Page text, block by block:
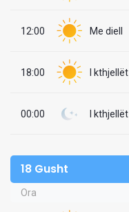
12:00 Me diell
18:00 I kthjellët
00:00 I kthjellët
18 Gusht
Ora